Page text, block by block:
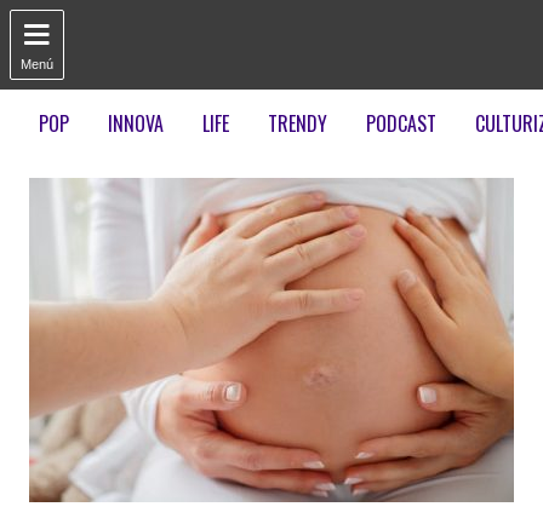

Menú
POP INNOVA LIFE TRENDY PODCAST